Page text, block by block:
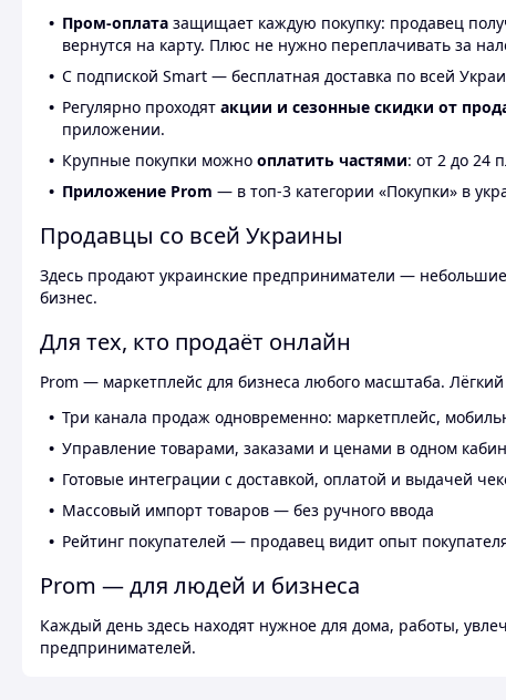
Пром-оплата защищает каждую покупку: продавец
вернутся на карту. Плюс не нужно переплачивать за
С подпиской Smart — бесплатная доставка по всей
Регулярно проходят акции и сезонные скидки от
приложении.
Крупные покупки можно оплатить частями: от 2 до 24
Приложение Prom — в топ-3 категории «Покупки» в
Продавцы со всей Украины
Здесь продают украинские предприниматели —
бизнес.
Для тех, кто продаёт онлайн
Prom — маркетплейс для бизнеса любого масштаба.
Три канала продаж одновременно: маркетплейс,
Управление товарами, заказами и ценами в одном
Готовые интеграции с доставкой, оплатой и выдачей
Массовый импорт товаров — без ручного ввода
Рейтинг покупателей — продавец видит опыт
Prom — для людей и бизнеса
Каждый день здесь находят нужное для дома, работы,
предпринимателей.